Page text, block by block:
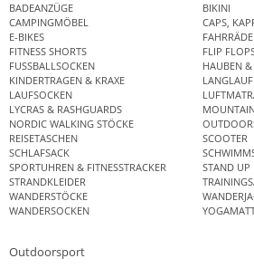
BADEANZÜGE
BIKINI
CAMPINGMÖBEL
CAPS,
E-BIKES
FITNESS SHORTS
FLIP
FUSSBALLSOCKEN
HAUBEN
KINDERTRAGEN & KRAXE
LAUFSOCKEN
LYCRAS & RASHGUARDS
NORDIC WALKING STÖCKE
REISETASCHEN
SCOOTER
SCHLAFSACK
SPORTUHREN & FITNESSTRACKER
STAND UP
STRANDKLEIDER
WANDERSTÖCKE
WANDERSOCKEN
Outdoorsport